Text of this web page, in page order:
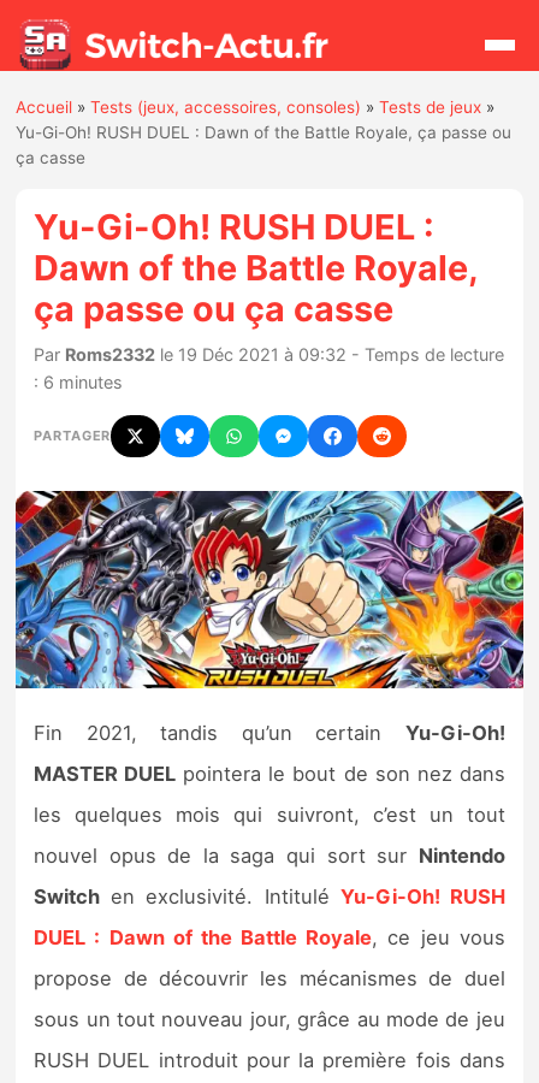
Rechercher
Actualités
Jeux
Hardware
Chiffres de ventes
Rumeurs
Nintendo Direct
Tests et previews
Tests de jeux
Tests d’accessoires
Previews
Précommandes
Précommandes jeux Switch 2
Accueil »Tests (jeux, accessoires, consoles) »Tests de jeux »
Yu-Gi-Oh! RUSH DUEL : Dawn of the Battle Royale, ça passe ou
ça casse
Yu-Gi-Oh! RUSH DUEL :
Dawn of the Battle Royale,
ça passe ou ça casse
Par Roms2332 le 19 Déc 2021 à 09:32 - Temps de lecture
: 6 minutes
PARTAGER
Fin 2021, tandis qu’un certain Yu-Gi-Oh!
MASTER DUEL pointera le bout de son nez dans
les quelques mois qui suivront, c’est un tout
nouvel opus de la saga qui sort sur Nintendo
Switch en exclusivité. Intitulé Yu-Gi-Oh! RUSH
DUEL : Dawn of the Battle Royale, ce jeu vous
propose de découvrir les mécanismes de duel
sous un tout nouveau jour, grâce au mode de jeu
RUSH DUEL introduit pour la première fois dans